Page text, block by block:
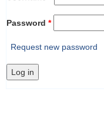
Password *
Request new password